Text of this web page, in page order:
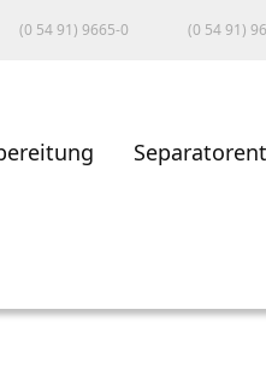
(0 54 91) 9665-0 (0 54 91)